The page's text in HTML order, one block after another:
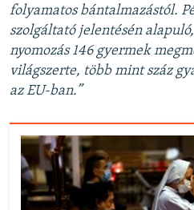
folyamatos bántalmazástól. P
szolgáltató jelentésén alapul
nyomozás 146 gyermek
világszerte, több mint száz
az EU-ban.”